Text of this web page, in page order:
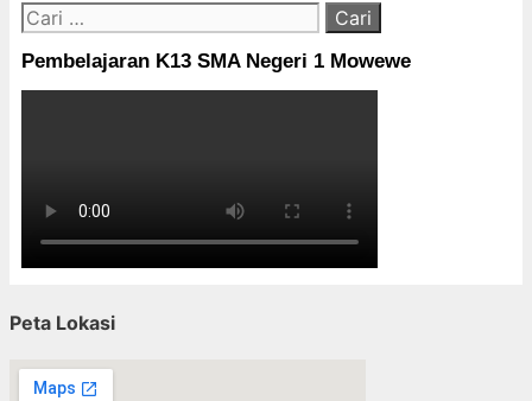
Cari
untuk:
Pembelajaran K13 SMA Negeri 1 Mowewe
Peta Lokasi